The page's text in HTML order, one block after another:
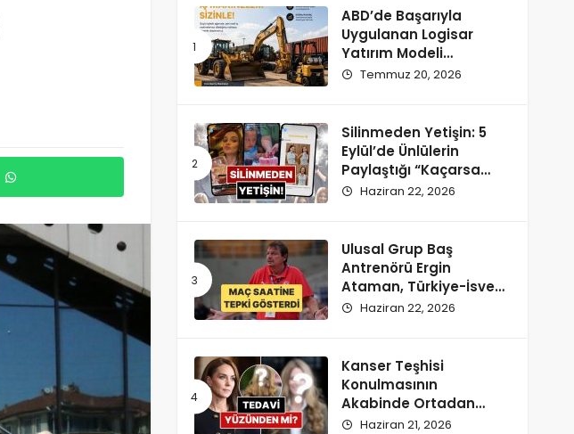
ABD’de Başarıyla
Uygulanan Logisar
Yatırım Modeli
Türkiye’ye Geliyor
Temmuz 20, 2026
Silinmeden Yetişin: 5
Eylül’de Ünlülerin
Paylaştığı “Kaçarsa
Yazık Olur” Temalı
Haziran 22, 2026
Ulusal Grup Baş
Antrenörü Ergin
Ataman, Türkiye-İsveç
Maçı Saatine
Haziran 22, 2026
Kanser Teşhisi
Konulmasının
Akabinde Ortadan
Kaybolan Kate
Haziran 21, 2026